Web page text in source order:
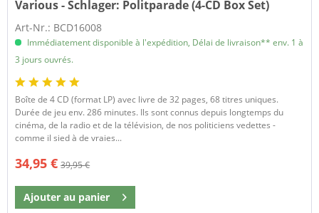
Various - Schlager: Politparade (4-CD Box Set)
Art-Nr.: BCD16008
Immédiatement disponible à l'expédition, Délai de livraison** env. 1 à
3 jours ouvrés.
Boîte de 4 CD (format LP) avec livre de 32 pages, 68 titres uniques.
Durée de jeu env. 286 minutes. Ils sont connus depuis longtemps du
cinéma, de la radio et de la télévision, de nos politiciens vedettes -
comme il sied à de vraies...
34,95 € 39,95 €
Ajouter au panier